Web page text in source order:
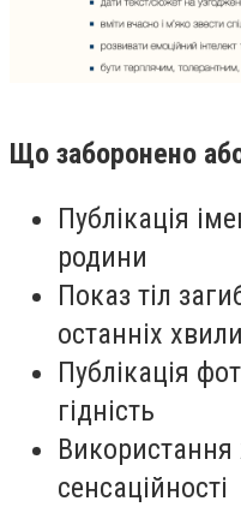
Що заборонено
Публікація
родини
Показ тіл
останніх
Публікація
гідність
Використання
сенсаційності